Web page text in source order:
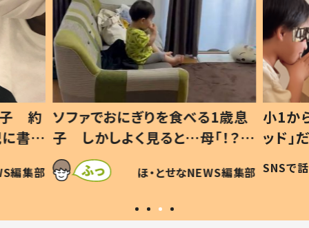
歳息
？」
編集部
小1から不登校、息子は「ギフテ
ッド」だった 父が“ウチ給食”を
作り続ける理由とは #令和の親
#令和の子
SNSで話題 ほ・とせなNEWS編集部
ひ孫
が、抱
「涙
い」